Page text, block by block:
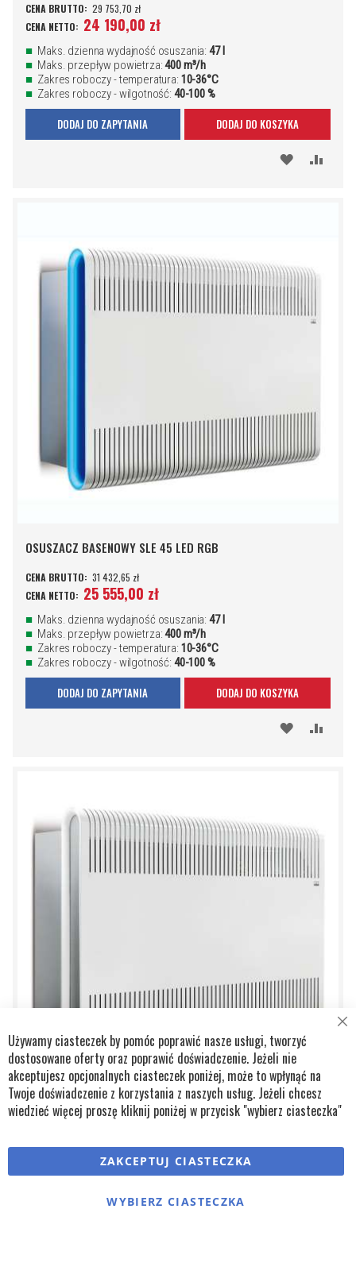
29 753,70 zł
24 190,00 zł
Maks. dzienna wydajność osuszania: 47 l
Maks. przepływ powietrza:400 m³/h
Zakres roboczy - temperatura: 10-36°C
Zakres roboczy - wilgotność: 40-100 %
DODAJ DO KOSZYKA
DODAJ DO ZAPYTANIA
DODAJ
OSUSZACZ BASENOWY SLE 45 LED RGB
31 432,65 zł
25 555,00 zł
Maks. dzienna wydajność osuszania: 47 l
Maks. przepływ powietrza:400 m³/h
Zakres roboczy - temperatura: 10-36°C
Zakres roboczy - wilgotność: 40-100 %
DODAJ DO KOSZYKA
DODAJ DO ZAPYTANIA
DODAJ
OSUSZACZ BASENOWY SLE 65
32 656,50 zł
26 550,00 zł
Maks. przepływ powietrza: 680 m³/h
Używamy ciasteczek by pomóc poprawić nasze usługi, tworzyć
dostosowane oferty oraz poprawić doświadczenie. Jeżeli nie
akceptujesz opcjonalnych ciasteczek poniżej, może to wpłynąć na
Twoje doświadczenie z korzystania z naszych usług. Jeżeli chcesz
wiedzieć więcej proszę kliknij poniżej w przycisk "wybierz ciasteczka"
ZAKCEPTUJ CIASTECZKA
WYBIERZ CIASTECZKA